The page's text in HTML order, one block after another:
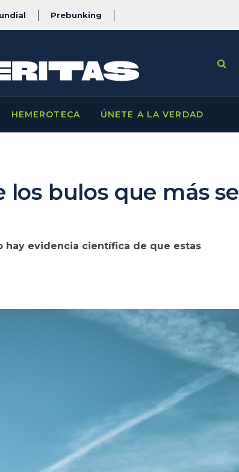
Prebunking
HEMEROTECA ÚNETE A LA VERDAD
los bulos que más se
hay evidencia científica de que estas